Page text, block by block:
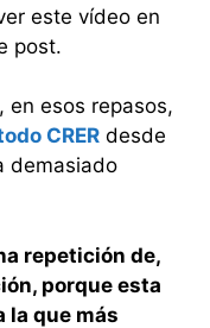
este vídeo en
post.
en esos repasos,
CRER desde
demasiado
repetición de,
porque esta
la que más